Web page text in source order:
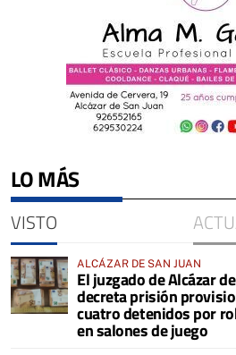
LO MÁS
VISTO
ALCÁZAR DE SAN JUAN
El juzgado de Alcázar
decreta prisión
cuatro detenidos por
en salones de juego